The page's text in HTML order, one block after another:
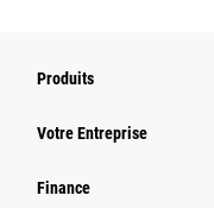
Produits
Votre Entreprise
Finance